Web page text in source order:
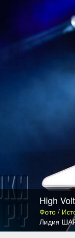
High
Фото /
Лидия